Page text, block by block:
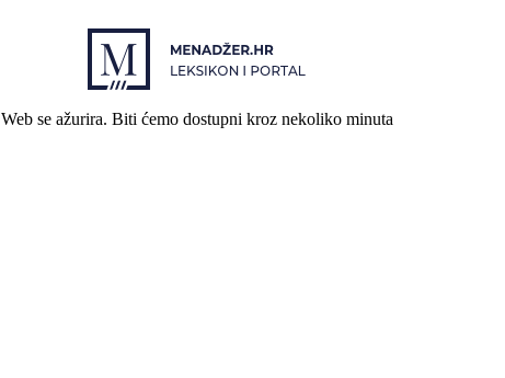
Web se ažurira. Biti ćemo dostupni kroz nekoliko minuta